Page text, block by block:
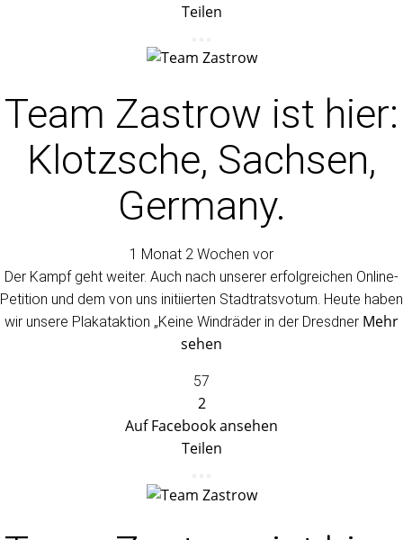
Teilen
Team Zastrow ist hier:
Klotzsche, Sachsen,
Germany.
1 Monat 2 Wochen vor
Der Kampf geht weiter. Auch nach unserer erfolgreichen Online-
Petition und dem von uns initiierten Stadtratsvotum. Heute haben
wir unsere Plakataktion „Keine Windräder in der Dresdner Mehr
sehen
57
2
Auf Facebook ansehen
Teilen